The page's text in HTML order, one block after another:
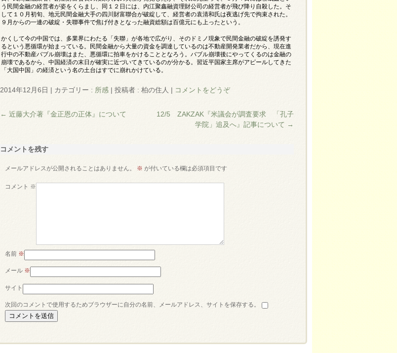
う民間金融の経営者が姿をくらまし、同１２日には、内江聚鑫融資理財公司の経営者が飛び降り自殺した。そ
して１０月初旬、地元民間金融大手の四川財富聯合が破綻して、経営者の袁清和氏は夜逃げ先で拘束された。
９月からの一連の破綻・失聯事件で焦げ付きとなった融資総額は百億元にも上ったという。
かくして今の中国では、多業界にわたる「失聯」が各地で広がり、そのドミノ現象で民間金融の破綻を誘発す
るという悪循環が始まっている。民間金融から大量の資金を調達しているのは不動産開発業者だから、現在進
行中の不動産バブル崩壊はまた、悪循環に拍車をかけることとなろう。バブル崩壊後にやってくるのは金融の
崩壊であるから、中国経済の末日が確実に近づいてきているのが分かる。習近平国家主席がアピールしてきた
「大国中国」の経済という名の土台はすでに崩れかけている。
2014年12月6日 | カテゴリー : 所感 |投稿者 : 柏の住人 | コメントをどうぞ
← 近藤大介著『金正恩の正体』について
12/5 ZAKZAK『米議会が調査要求 「孔子
学院」追及へ』記事について →
コメントを残す
メールアドレスが公開されることはありません。 ※ が付いている欄は必須項目です
コメント ※
名前 ※
メール ※
サイト
次回のコメントで使用するためブラウザーに自分の名前、メールアドレス、サイトを保存する。